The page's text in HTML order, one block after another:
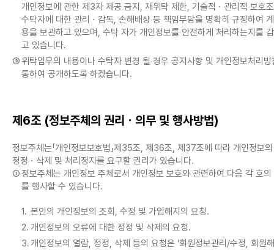
개인정보에 관한 제3자 제공 금지, 재위탁 제한, 기술적ㆍ관리적 보호
수탁자에 대한 관리ㆍ감독, 손해배상 등 책임부담을 명확히 규정하여
용을 보관하고 있으며, 수탁 자가 개인정보를 안전하게 처리하는지를
고 있습니다.
③ 위탁업무의 내용이나 수탁자 변경 될 경우 공지사항 및 개인정보처리방
통하여 공개하도록 하겠습니다.
제6조 (정보주체의 권리ㆍ의무 및 행사방법)
정보주체는「개인정보보호법」제35조, 제36조, 제37조에 따라 개인정보
정정ㆍ삭제 및 처리정지를 요구할 권리가 있습니다.
① 정보주체는 개인정보 주체로서 개인정보 보호와 관련하여 다음 각 호의
를 행사할 수 있습니다.
1. 본인의 개인정보의 조회, 수정 및 가입해지의 요청.
2. 개인정보의 오류에 대한 정정 및 삭제의 요청.
3. 개인정보의 열람, 정정, 삭제 등의 요청은 ‘회원정보관리/수정, 회원